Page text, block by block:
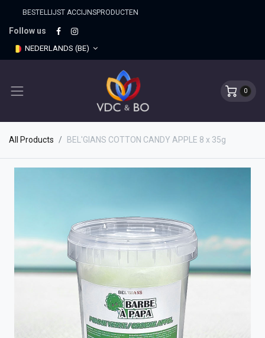
BESTELLIJST ACCIJNSPRO​DUCTEN
Follow us
NEDERLANDS (BE)
0
All Products BEL'GIANS COTTON CANDY APPLE 8 x 35g